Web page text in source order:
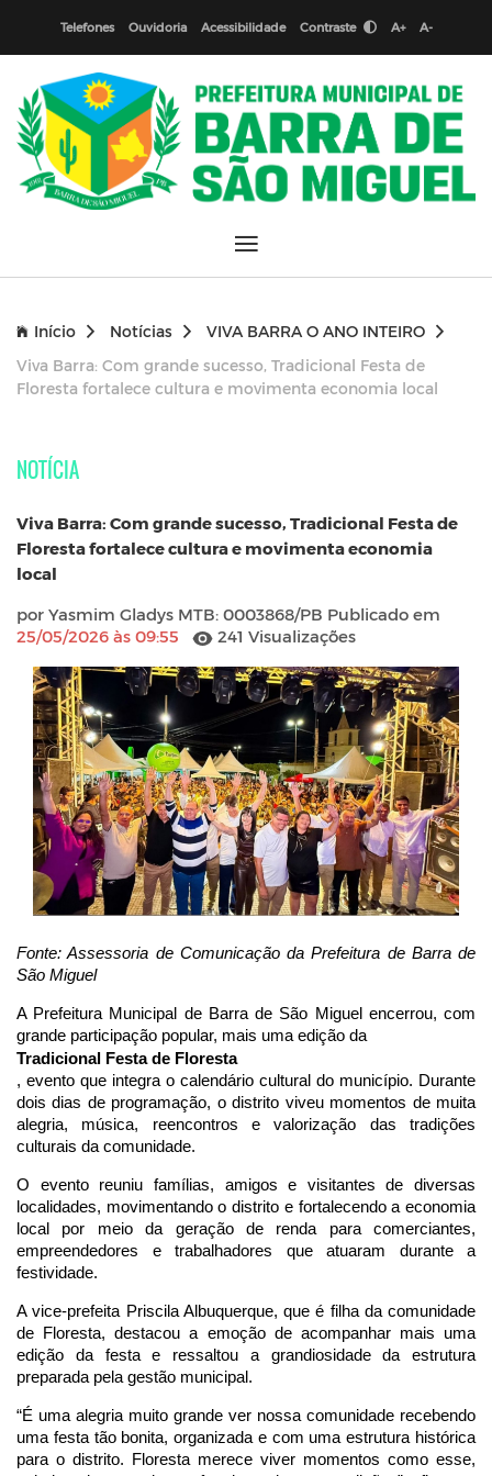
Telefones Ouvidoria Acessibilidade Contraste A+ A-
Início Notícias
VIVA BARRA O ANO INTEIRO
Viva Barra: Com grande sucesso, Tradicional Festa de
Floresta fortalece cultura e movimenta economia local
NOTÍCIA
Viva Barra: Com grande sucesso, Tradicional Festa de
Floresta fortalece cultura e movimenta economia
local
por Yasmim Gladys MTB: 0003868/PB Publicado em
25/05/2026 às 09:55
241 Visualizações
Fonte: Assessoria de Comunicação da Prefeitura de Barra de
São Miguel
A Prefeitura Municipal de Barra de São Miguel encerrou, com
grande participação popular, mais uma edição da
Tradicional Festa de Floresta
, evento que integra o calendário cultural do município. Durante
dois dias de programação, o distrito viveu momentos de muita
alegria, música, reencontros e valorização das tradições
culturais da comunidade.
O evento reuniu famílias, amigos e visitantes de diversas
localidades, movimentando o distrito e fortalecendo a economia
local por meio da geração de renda para comerciantes,
empreendedores e trabalhadores que atuaram durante a
festividade.
A vice-prefeita Priscila Albuquerque, que é filha da comunidade
de Floresta, destacou a emoção de acompanhar mais uma
edição da festa e ressaltou a grandiosidade da estrutura
preparada pela gestão municipal.
“É uma alegria muito grande ver nossa comunidade recebendo
uma festa tão bonita, organizada e com uma estrutura histórica
para o distrito. Floresta merece viver momentos como esse,